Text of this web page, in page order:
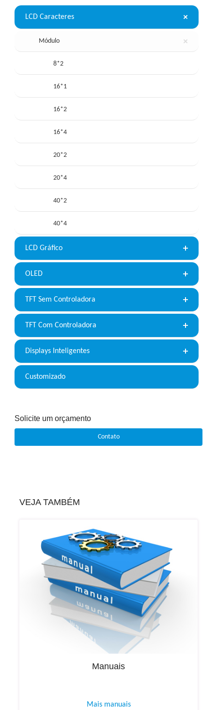
LCD Caracteres
Módulo
8*2
16*1
16*2
16*4
20*2
20*4
40*2
40*4
LCD Gráfico
OLED
TFT Sem Controladora
TFT Com Controladora
Displays Inteligentes
Customizado
Solicite um orçamento
Contato
VEJA TAMBÉM
Manuais
Mais manuais